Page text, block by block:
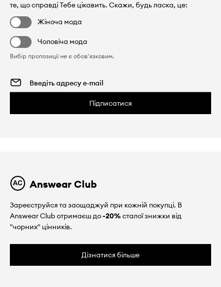
те, що справді Тебе цікавить. Скажи, будь ласка, це:
Жіноча мода
Чоловіча мода
Вибір пропозиції не є обов'язковим.
Підписатися
Answear Club
Зареєструйся та заощаджуй при кожній покупці. В
Answear Club отримаєш до-20%сталої знижки від
"чорних" цінників.
Дізнатися більше